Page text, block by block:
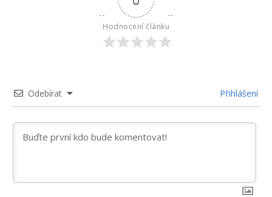
Hodnocení článku
Odebírat Přihlášení